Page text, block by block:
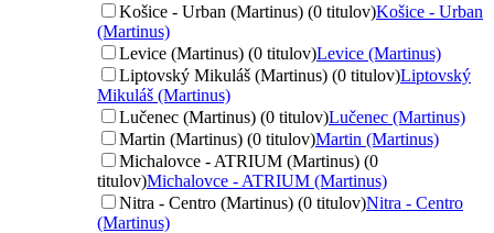
Košice - Urban (Martinus) (0 titulov)Košice - Urban
(Martinus)
Levice (Martinus) (0 titulov)Levice (Martinus)
Liptovský Mikuláš (Martinus) (0 titulov)Liptovský
Mikuláš (Martinus)
Lučenec (Martinus) (0 titulov)Lučenec (Martinus)
Martin (Martinus) (0 titulov)Martin (Martinus)
Michalovce - ATRIUM (Martinus) (0
titulov)Michalovce - ATRIUM (Martinus)
Nitra - Centro (Martinus) (0 titulov)Nitra - Centro
(Martinus)